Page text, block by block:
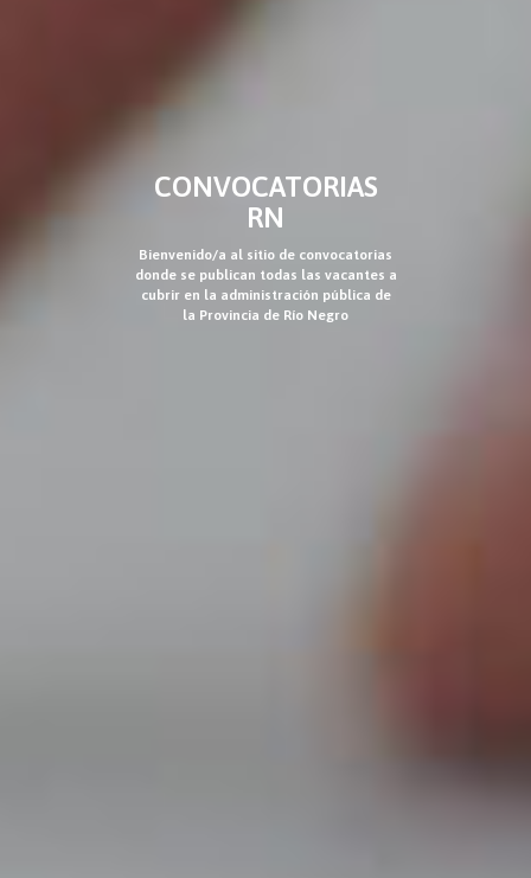
CONVOCATORIAS
RN
Bienvenido/a al sitio de convocatorias
donde se publican todas las vacantes a
cubrir en la administración pública de
la Provincia de Río Negro